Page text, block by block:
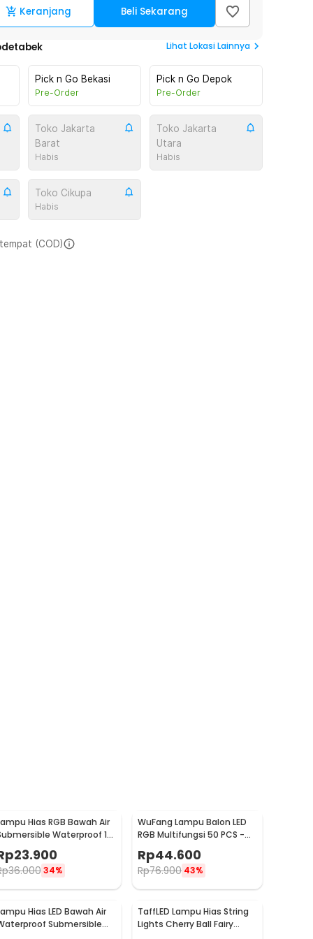
Keranjang Beli Sekarang
Lihat Lokasi Lainnya
Pick n Go Bekasi
Pre-Order
Pick n Go Depok
Pre-Order
Toko Jakarta
Barat
Habis
Toko Jakarta
Utara
Habis
Toko Cikupa
Habis
(COD)
Hias RGB Bawah Air
Waterproof 10
LED with Remote - 13017
23.900
36.000 34%
WuFang Lampu Balon LED
RGB Multifungsi 50 PCS -
Rp44.600
Rp76.900 43%
Hias LED Bawah Air
Submersible
TaffLED Lampu Hias String
Lights Cherry Ball Fairy